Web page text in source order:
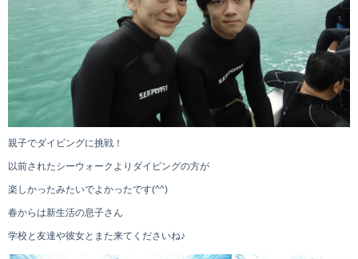
親子でダイビングに挑戦！
以前されたシーウォークよりダイビングの方が
楽しかったみたいでよかったです(^^)
春からは新生活の息子さん
学校と友達や彼女とまた来てくださいね♪